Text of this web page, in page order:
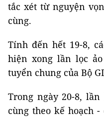
tắc xét từ nguyện
cùng.
Tính đến hết 19-8,
hiện xong lần lọc
tuyển chung của Bộ
Trong ngày 20-8,
cùng theo kế hoạch